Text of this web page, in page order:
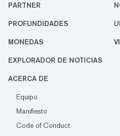
PARTNER
PROFUNDIDADES
MONEDAS
EXPLORADOR DE NOTICIAS
ACERCA DE
Equipo
Manifiesto
Code of Conduct